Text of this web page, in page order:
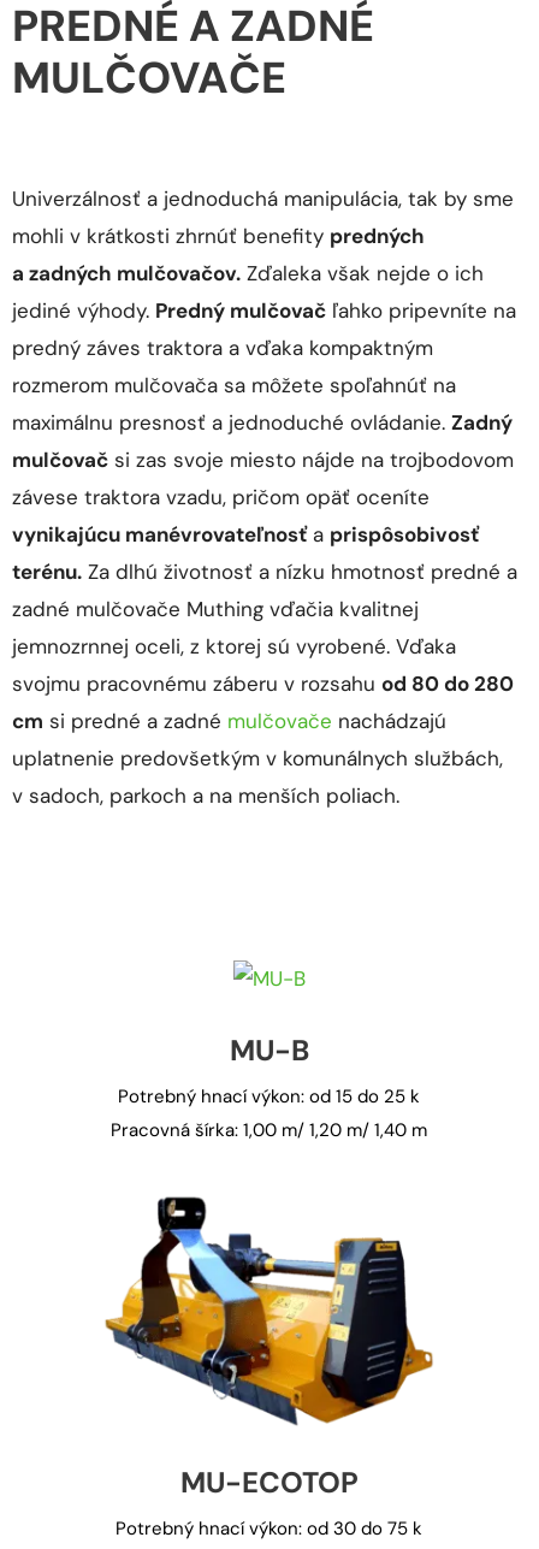
PREDNÉ A ZADNÉ
MULČOVAČE
Univerzálnosť a jednoduchá manipulácia, tak by sme
mohli v krátkosti zhrnúť benefity predných
a zadných mulčovačov.Zďaleka však nejde o ich
jediné výhody. Predný mulčovačľahko pripevníte na
predný záves traktora a vďaka kompaktným
rozmerom mulčovača sa môžete spoľahnúť na
maximálnu presnosť a jednoduché ovládanie. Zadný
mulčovačsi zas svoje miesto nájde na trojbodovom
závese traktora vzadu, pričom opäť oceníte
vynikajúcu manévrovateľnosťa prispôsobivosť
terénu.Za dlhú životnosť a nízku hmotnosť predné a
zadné mulčovače Muthing vďačia kvalitnej
jemnozrnnej oceli, z ktorej sú vyrobené. Vďaka
svojmu pracovnému záberu v rozsahu od 80 do 280
cm si predné a zadné mulčovače nachádzajú
uplatnenie predovšetkým v komunálnych službách,
v sadoch, parkoch a na menších poliach.
MU-B
Potrebný hnací výkon: od 15 do 25 k
Pracovná šírka: 1,00 m/ 1,20 m/ 1,40 m
MU-ECOTOP
Potrebný hnací výkon: od 30 do 75 k